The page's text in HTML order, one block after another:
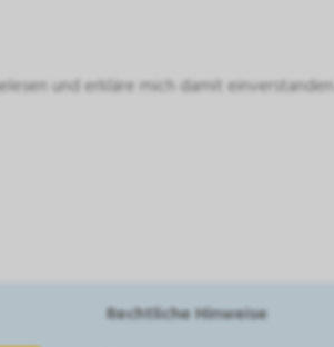
und erkläre mich damit einverstanden.
Rechtliche Hinweise